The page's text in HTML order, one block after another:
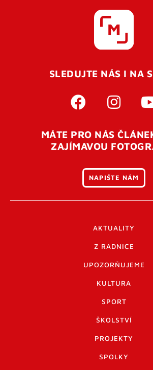
SLEDUJTE NÁS I NA
MÁTE PRO NÁS
ZAJÍMAVOU
NAPIŠTE NÁM
AKTUALITY
Z RADNICE
UPOZORŇUJEME
KULTURA
SPORT
ŠKOLSTVÍ
PROJEKTY
SPOLKY